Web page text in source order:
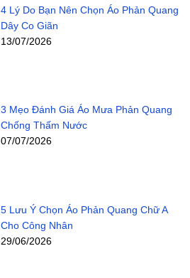
4 Lý Do Bạn Nên Chọn Áo Phản Quang
Dây Co Giãn
13/07/2026
3 Mẹo Đánh Giá Áo Mưa Phản Quang
Chống Thấm Nước
07/07/2026
5 Lưu Ý Chọn Áo Phản Quang Chữ A
Cho Công Nhân
29/06/2026